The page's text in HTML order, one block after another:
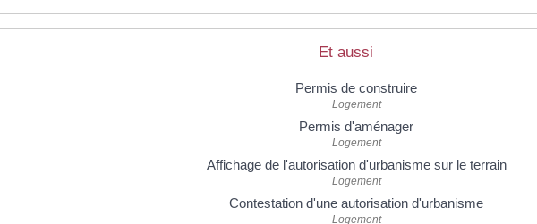
Et aussi
Permis de construire
Logement
Permis d'aménager
Logement
Affichage de l'autorisation d'urbanisme sur le terrain
Logement
Contestation d'une autorisation d'urbanisme
Logement